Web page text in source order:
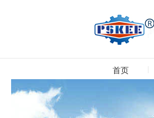
首页